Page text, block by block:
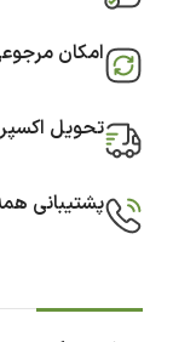
امکان
تحویل
پشتیبانی